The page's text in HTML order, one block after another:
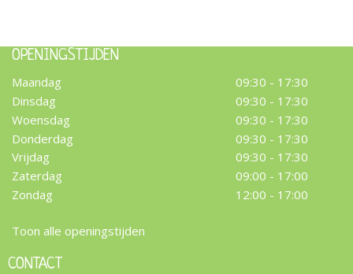
OPENINGSTIJDEN
Maandag
09:30 - 17:30
Dinsdag
09:30 - 17:30
Woensdag
09:30 - 17:30
Donderdag
09:30 - 17:30
Vrijdag
09:30 - 17:30
Zaterdag
09:00 - 17:00
Zondag
12:00 - 17:00
Toon alle openingstijden
CONTACT